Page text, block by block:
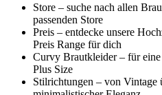
Store – suche nach allen
passenden Store
Preis – entdecke unsere
Preis Range für dich
Curvy Brautkleider – für
Plus Size
Stilrichtungen – von Vintage